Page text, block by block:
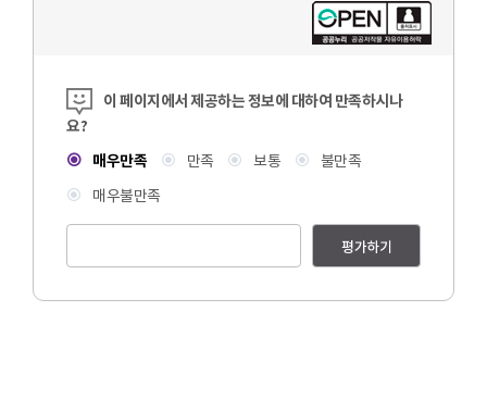
콘텐츠 만족도 조사
이 페이지에서 제공하는 정보에 대하여 만족하시나
요?
매우만족
만족 보통
불만족
매우불만족
평가하기